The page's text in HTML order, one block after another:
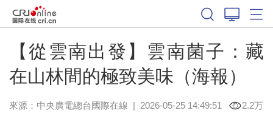
【從雲南出發】雲南菌子：藏
在山林間的極致美味（海報）
來源：中央廣電總台國際在線 | 2026-05-25 14:49:51 2.2万